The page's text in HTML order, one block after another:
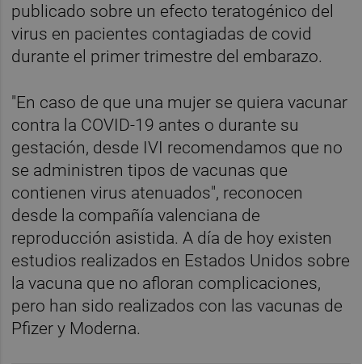
publicado sobre un efecto teratogénico del
virus en pacientes contagiadas de covid
durante el primer trimestre del embarazo.
"En caso de que una mujer se quiera vacunar
contra la COVID-19 antes o durante su
gestación, desde IVI recomendamos que no
se administren tipos de vacunas que
contienen virus atenuados", reconocen
desde la compañía valenciana de
reproducción asistida. A día de hoy existen
estudios realizados en Estados Unidos sobre
la vacuna que no afloran complicaciones,
pero han sido realizados con las vacunas de
Pfizer y Moderna.